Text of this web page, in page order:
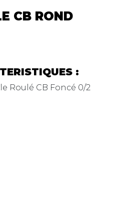
CB ROND
:
Roulé CB Foncé 0/2